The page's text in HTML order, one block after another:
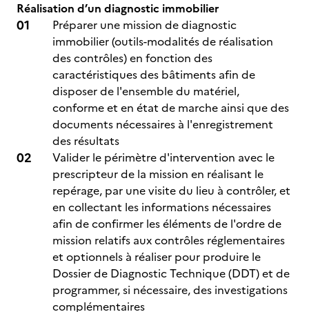
Réalisation d’un diagnostic immobilier
Préparer une mission de diagnostic
immobilier (outils-modalités de réalisation
des contrôles) en fonction des
caractéristiques des bâtiments afin de
disposer de l'ensemble du matériel,
conforme et en état de marche ainsi que des
documents nécessaires à l'enregistrement
des résultats
Valider le périmètre d'intervention avec le
prescripteur de la mission en réalisant le
repérage, par une visite du lieu à contrôler, et
en collectant les informations nécessaires
afin de confirmer les éléments de l'ordre de
mission relatifs aux contrôles réglementaires
et optionnels à réaliser pour produire le
Dossier de Diagnostic Technique (DDT) et de
programmer, si nécessaire, des investigations
complémentaires